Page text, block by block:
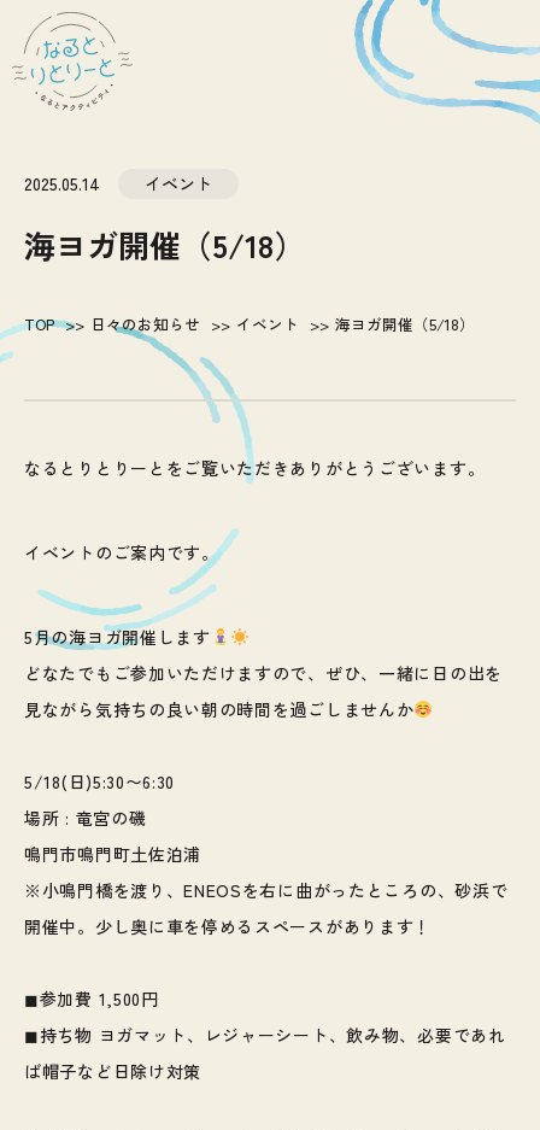
2025.05.14 イベント
海ヨガ開催（5/18）
TOP 日々のお知らせ イベント 海ヨガ開催（5/18）
なるとりとりーとをご覧いただきありがとうございます。
イベントのご案内です。
5月の海ヨガ開催します
どなたでもご参加いただけますので、ぜひ、一緒に日の出を
見ながら気持ちの良い朝の時間を過ごしませんか
5/18(日)5:30〜6:30
場所 : 竜宮の磯
鳴門市鳴門町土佐泊浦
※小鳴門橋を渡り、ENEOSを右に曲がったところの、砂浜で
開催中。少し奥に車を停めるスペースがあります！
◼︎参加費 1,500円
◼︎持ち物 ヨガマット、レジャーシート、飲み物、必要であれ
ば帽子など日除け対策